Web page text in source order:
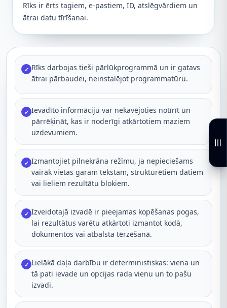
Rīks ir ērts tagiem, e-pastiem, ID, atslēgvārdiem un
ātrai datu tīrīšanai.
✓ Rīks darbojas tieši pārlūkprogrammā un ir gatavs
ātrai pārbaudei, neinstalējot programmatūru.
✓ Ievadīto informāciju var nekavējoties notīrīt un
pārrēķināt, kas ir noderīgi atkārtotiem maziem
uzdevumiem.
✓ Izmantojiet pilnekrāna režīmu, ja nepieciešams
vairāk vietas garam tekstam, strukturētiem datiem
vai lieliem rezultātu blokiem.
✓ Izveidotajā izvadē ir pieejamas kopēšanas pogas,
lai rezultātus varētu atkārtoti izmantot kodā,
dokumentos vai atbalsta tērzēšanā.
✓ Lielākā daļa darbību ir deterministiskas: viena un
tā pati ievade un opcijas rada vienu un to pašu
izvadi.